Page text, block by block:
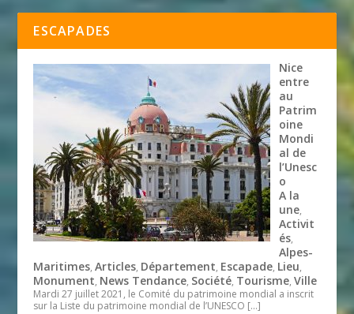
ESCAPADES
Nice
entre
au
Patrim
oine
Mondi
al de
l’Unesc
o
A la
une,
Activit
és,
Alpes-
Maritimes,Articles, Département, Escapade, Lieu,
Monument, News Tendance, Société, Tourisme,Ville
Mardi 27 juillet 2021, le Comité du patrimoine mondial a inscrit
sur la Liste du patrimoine mondial de l’UNESCO […]